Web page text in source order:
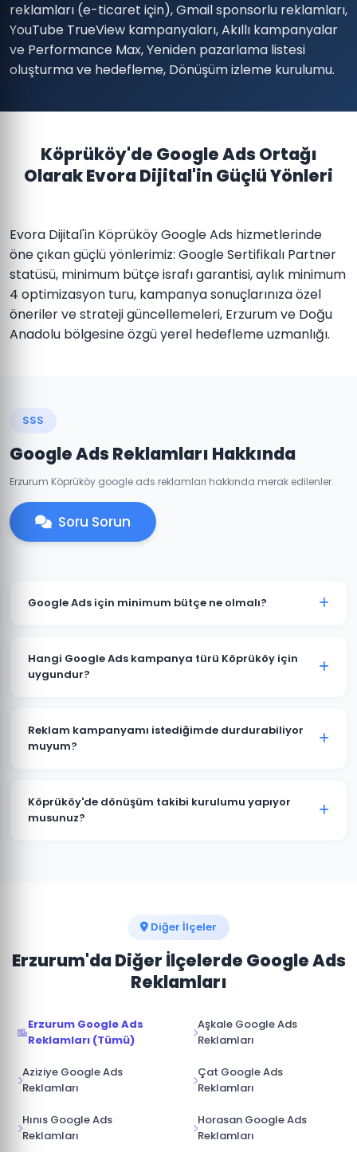
reklamları (e-ticaret için), Gmail sponsorlu reklamları,
YouTube TrueView kampanyaları, Akıllı kampanyalar
ve Performance Max, Yeniden pazarlama listesi
oluşturma ve hedefleme, Dönüşüm izleme kurulumu.
Köprüköy'de Google Ads Ortağı
Olarak Evora Dijital'in Güçlü Yönleri
Evora Dijital'in Köprüköy Google Ads hizmetlerinde
öne çıkan güçlü yönlerimiz: Google Sertifikalı Partner
statüsü, minimum bütçe israfı garantisi, aylık minimum
4 optimizasyon turu, kampanya sonuçlarınıza özel
öneriler ve strateji güncellemeleri, Erzurum ve Doğu
Anadolu bölgesine özgü yerel hedefleme uzmanlığı.
SSS
Google Ads Reklamları Hakkında
Erzurum Köprüköy google ads reklamları hakkında merak edilenler.
Soru Sorun
Google Ads için minimum bütçe ne olmalı?
aylık reklam bütçesi 2.000 TL'dir. Sektörünüz ve
rekabete göre bu rakam değişebilir. Ücretsiz bütçe
Hangi Google Ads kampanya türü Köprüköy için
uygundur?
Yerel hizmet işletmeleri için Arama Ağı ve Yerel
Kampanyalar, e-ticaret için Alışveriş Kampanyaları,
Reklam kampanyamı istediğimde durdurabiliyor
muyum?
istediğiniz zaman duraklatabilir veya
sonlandırabilirsiniz. Kampanya durdurulduğunda
Köprüköy'de dönüşüm takibi kurulumu yapıyor
musunuz?
Diğer İlçeler
Erzurum'da Diğer İlçelerde Google Ads
Reklamları
Erzurum Google Ads
Reklamları (Tümü)
Aşkale Google Ads
Reklamları
Aziziye Google Ads
Reklamları
Çat Google Ads
Reklamları
Hınıs Google Ads
Reklamları
Horasan Google Ads
Reklamları